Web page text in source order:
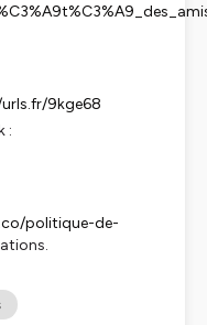
9kge68
:
politique-de-